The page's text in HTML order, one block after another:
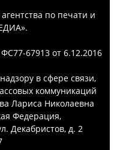
по печати и
67913 от 6.12.2016
в сфере связи,
коммуникаций
Лариса Николаевна
Федерация,
Декабристов, д. 2